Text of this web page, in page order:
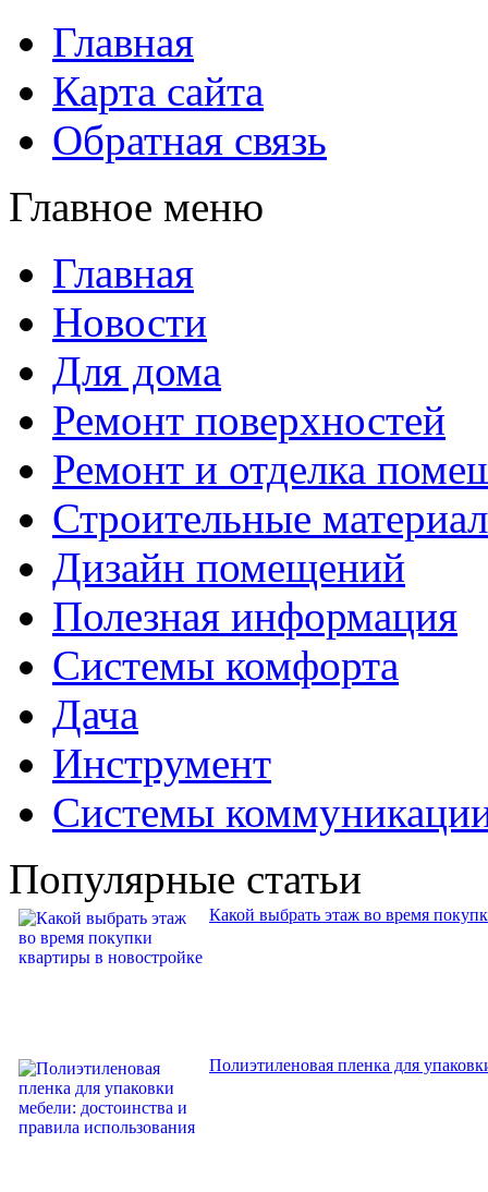
Главная
Карта сайта
Обратная связь
Главное меню
Главная
Новости
Для дома
Ремонт поверхностей
Ремонт и отделка
Строительные
Дизайн помещений
Полезная информация
Системы комфорта
Дача
Инструмент
Системы
Популярные статьи
Какой выбрать этаж во время
Полиэтиленовая пленка для